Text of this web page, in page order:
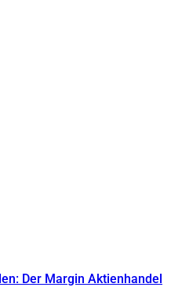
Der Margin Aktienhandel